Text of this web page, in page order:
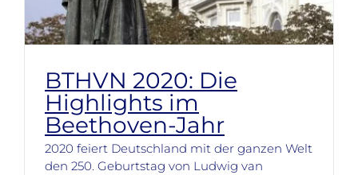
BTHVN 2020: Die
Highlights im
Beethoven-Jahr
2020 feiert Deutschland mit der ganzen Welt
den 250. Geburtstag von Ludwig van